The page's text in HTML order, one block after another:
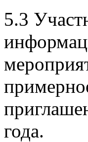
5.3
года.